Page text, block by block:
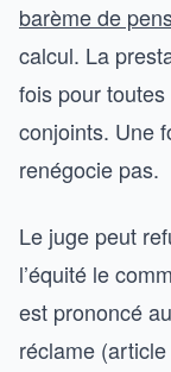
barème de
calcul. La
fois pour
conjoints. Une
renégocie pas.
Le juge peut
l’équité le
est prononcé
réclame